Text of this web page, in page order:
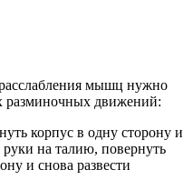
мышц нужно
разминочных движений:
корпус в одну сторону и
на талию, повернуть
и снова развести